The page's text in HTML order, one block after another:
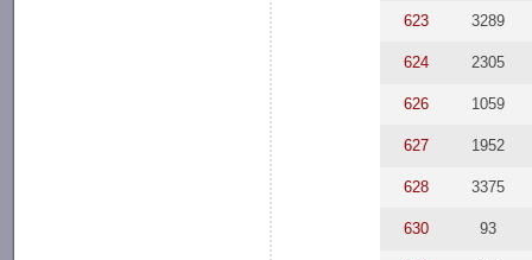
623 3289
624 2305
626 1059
627 1952
628 3375
630 93